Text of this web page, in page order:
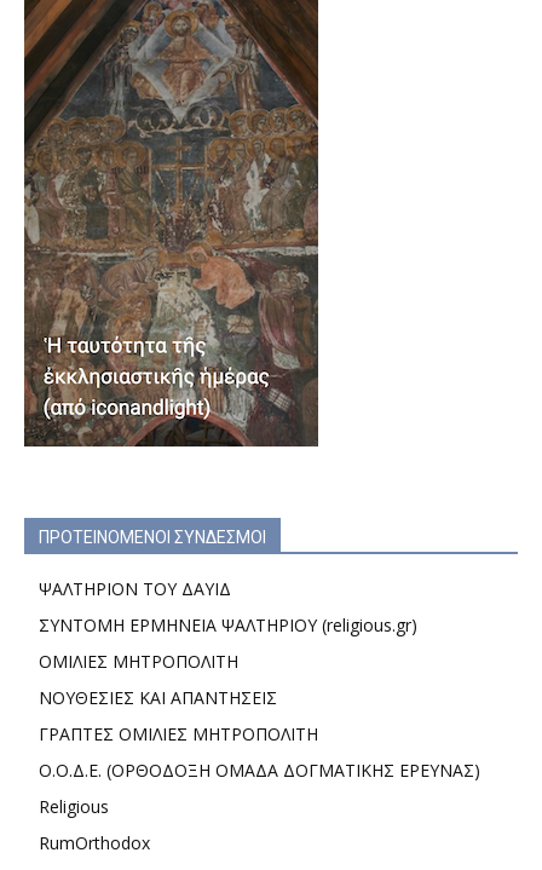
ΠΡΟΤΕΙΝΟΜΕΝΟΙ ΣΥΝΔΕΣΜΟΙ
ΨΑΛΤΗΡΙΟΝ ΤΟΥ ΔΑΥΙΔ
ΣΥΝΤΟΜΗ ΕΡΜΗΝΕΙΑ ΨΑΛΤΗΡΙΟΥ (religious.gr)
ΟΜΙΛΙΕΣ ΜΗΤΡΟΠΟΛΙΤΗ
ΝΟΥΘΕΣΙΕΣ ΚΑΙ ΑΠΑΝΤΗΣΕΙΣ
ΓΡΑΠΤΕΣ ΟΜΙΛΙΕΣ ΜΗΤΡΟΠΟΛΙΤΗ
Ο.Ο.Δ.Ε. (ΟΡΘΟΔΟΞΗ ΟΜΑΔΑ ΔΟΓΜΑΤΙΚΗΣ ΕΡΕΥΝΑΣ)
Religious
RumOrthodox